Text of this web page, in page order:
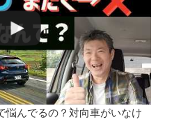
悩んでるの？対向車がいなけ